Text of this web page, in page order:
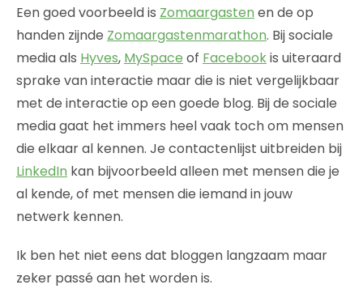
Een goed voorbeeld is Zomaargasten en de op
handen zijnde Zomaargastenmarathon. Bij sociale
media als Hyves, MySpace of Facebookis uiteraard
sprake van interactie maar die is niet vergelijkbaar
met de interactie op een goede blog. Bij de sociale
media gaat het immers heel vaak toch om mensen
die elkaar al kennen. Je contactenlijst uitbreiden bij
LinkedIn kan bijvoorbeeld alleen met mensen die je
al kende, of met mensen die iemand in jouw
netwerk kennen.
Ik ben het niet eens dat bloggen langzaam maar
zeker passé aan het worden is.